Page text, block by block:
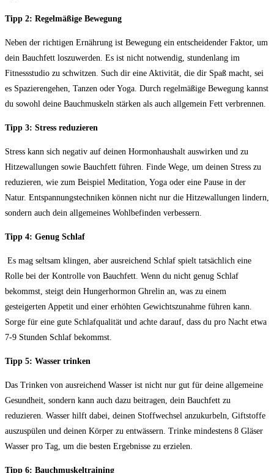
Tipp 2: Regelmäßige ⁢Bewegung
Neben der ⁣richtigen Ernährung‌ ist Bewegung ein entscheidender Faktor,​ um
dein Bauchfett loszuwerden. Es ist nicht notwendig, stundenlang im
Fitnessstudio zu schwitzen. Such dir eine​ Aktivität, die dir ⁤Spaß macht, sei
es Spazierengehen, ​Tanzen oder ⁤Yoga. Durch regelmäßige Bewegung kannst
du sowohl deine Bauchmuskeln stärken als auch ⁣allgemein Fett verbrennen.
Tipp 3: Stress reduzieren
Stress‌ kann sich‌ negativ auf deinen Hormonhaushalt auswirken und zu
Hitzewallungen sowie⁤ Bauchfett führen. Finde Wege, um deinen Stress zu
reduzieren, wie zum ⁣Beispiel Meditation, Yoga oder eine ​Pause⁢ in ⁢der
⁢Natur. Entspannungstechniken ​können nicht nur die Hitzewallungen lindern,
sondern⁣ auch dein‍ allgemeines Wohlbefinden verbessern.
Tipp 4:⁣ Genug​ Schlaf
‌ ⁣Es mag seltsam klingen, aber ausreichend Schlaf ‍spielt tatsächlich eine
Rolle⁣ bei der ‍Kontrolle von Bauchfett. Wenn‍ du ‌nicht genug Schlaf
bekommst, steigt dein Hungerhormon Ghrelin an, was ‌zu‌ einem
gesteigerten​ Appetit und⁣ einer erhöhten Gewichtszunahme führen kann.
Sorge ⁤für eine gute Schlafqualität und achte darauf, ​dass du pro Nacht etwa
7-9 Stunden ⁣Schlaf bekommst.
Tipp 5:⁢ Wasser trinken
Das Trinken von ausreichend Wasser ist nicht nur gut für deine allgemeine
Gesundheit, ⁢sondern kann ⁢auch dazu beitragen, ⁢dein Bauchfett zu
reduzieren. Wasser hilft dabei,⁣ deinen Stoffwechsel anzukurbeln, Giftstoffe
auszuspülen und deinen Körper zu entwässern. Trinke mindestens 8 Gläser
Wasser pro Tag, um die besten Ergebnisse zu erzielen.
Tipp 6:​ Bauchmuskeltraining